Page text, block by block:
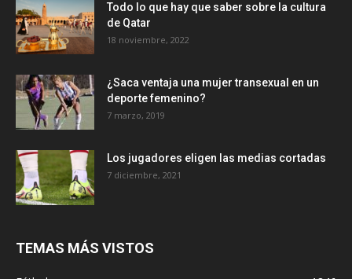
Todo lo que hay que saber sobre la cultura
de Qatar
18 noviembre, 2022
¿Saca ventaja una mujer transexual en un
deporte femenino?
7 marzo, 2019
Los jugadores eligen las medias cortadas
7 diciembre, 2021
TEMAS MÁS VISTOS